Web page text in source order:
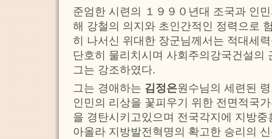
준엄한 시련의 １９９０년대 조국과 인
해 강철의 의지와 초인간적인 정력으로
히 나서신 위대한 장군님께서는 적대세
단호히 물리치시며 사회주의강국건설의
그는 강조하였다.
그는 경애하는 김정은원수님의 세련된
인민의 리상을 꽃피우기 위한 전면적국
을 경탄시키고있으며 전국각지에 지방
아올라 지방발전혁명의 확고한 승리의